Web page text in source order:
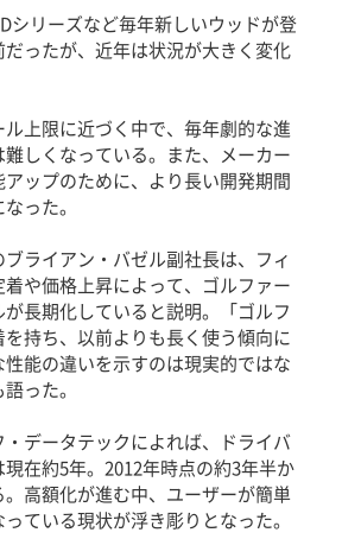
シリーズなど毎年新しいウッドが登
ったが、近年は状況が大きく変化
上限に近づく中で、毎年劇的な進
しくなっている。また、メーカー
ップのために、より長い開発期間
った。
ライアン・バゼル副社長は、フィ
や価格上昇によって、ゴルファー
長期化していると説明。「ゴルフ
持ち、以前よりも長く使う傾向に
能の違いを示すのは現実的ではな
った。
データテックによれば、ドライバ
在約5年。2012年時点の約3年半か
高額化が進む中、ユーザーが簡単
ている現状が浮き彫りとなった。